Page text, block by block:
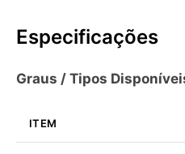
Especificações
Graus / Tipos
ITEM